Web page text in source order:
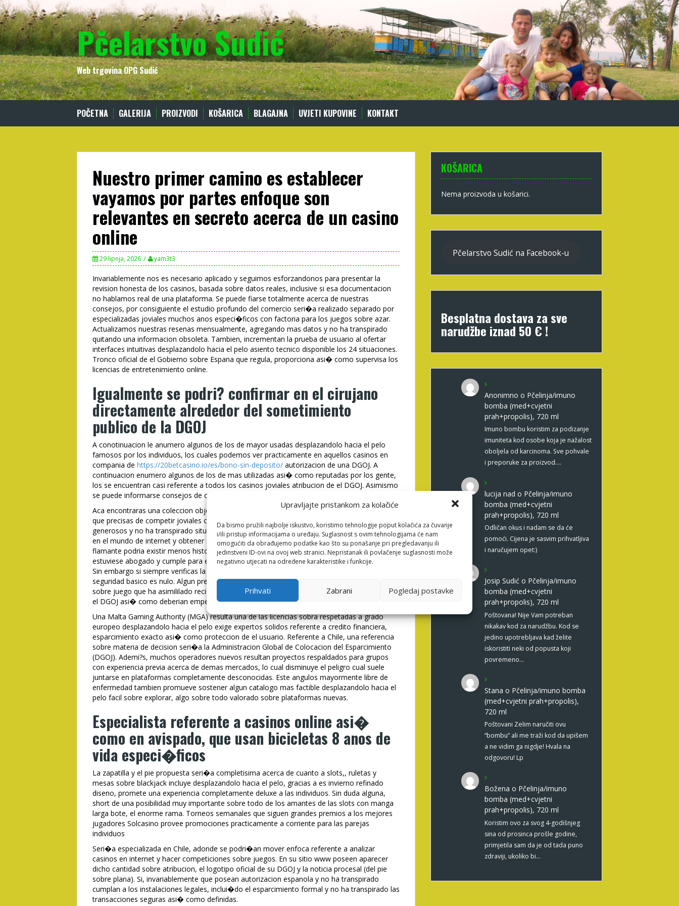
Upravljajte pristankom za kolačiće
Da bismo pružili najbolje iskustvo, koristimo tehnologije poput kolačića za čuvanje
i/ili pristup informacijama o uređaju. Suglasnost s ovim tehnologijama će nam
omogućiti da obrađujemo podatke kao što su ponašanje pri pregledavanju ili
jedinstveni ID-ovi na ovoj web stranici. Nepristanak ili povlačenje suglasnosti može
negativno utjecati na određene karakteristike i funkcije.
Prihvati Zabrani Pogledaj postavke
Skip
to
content
Pčelarstvo Sudić
Web trgovina OPG Sudić
POČETNA GALERIJA PROIZVODI KOŠARICA BLAGAJNA UVJETI KUPOVINE KONTAKT
Nuestro primer camino es establecer
vayamos por partes enfoque son
relevantes en secreto acerca de un casino
online
29 lipnja, 2026 yam3t3
Invariablemente nos es necesario aplicado y seguimos esforzandonos para presentar la
revision honesta de los casinos, basada sobre datos reales, inclusive si esa documentacion
no hablamos real de una plataforma. Se puede fiarse totalmente acerca de nuestras
consejos, por consiguiente el estudio profundo del comercio seri�a realizado separado por
especializadas joviales muchos anos especi�ficos con factoria para los juegos sobre azar.
Actualizamos nuestras resenas mensualmente, agregando mas datos y no ha transpirado
quitando una informacion obsoleta. Tambien, incrementan la prueba de usuario al ofertar
interfaces intuitivas desplazandolo hacia el pelo asiento tecnico disponible los 24 situaciones.
Tronco oficial de el Gobierno sobre Espana que regula, proporciona asi� como supervisa los
licencias de entretenimiento online.
Igualmente se podri? confirmar en el cirujano
directamente alrededor del sometimiento
publico de la DGOJ
A conotinuacion le anumero algunos de los de mayor usadas desplazandolo hacia el pelo
famosos por los individuos, los cuales podemos ver practicamente en aquellos casinos en
compania de https://20betcasino.io/es/bono-sin-deposito/ autorizacion de una DGOJ. A
continuacion enumero algunos de los de mas utilizadas asi� como reputadas por los gente,
los se encuentran casi referente a todos los casinos joviales atribucion de el DGOJ. Asimismo
se puede informarse consejos de casino en internet de otros usuarios.
Aca encontraras una coleccion objetiva y no ha transpirado aquellos opiniones interesantes
que precisas de competir joviales confianza. Los como novedad casinos usan bonos
generosos y no ha transpirado situaciones en ocasiones mas original con el fin de destacar
en el mundo de internet y obtener sus definitivos jugadores. Algun casino excesivamente
flamante podria existir menos historial o credibilidad probada, no obstante en caso de que
estuviese abogado y cumple para el resto de las medidas oportunas de seguridad, es fiable.
Sin embargo si siempre verificas la autorizacion, el peligro procesal asi� como sobre
seguridad basico es nulo. Algun presente casino en internet en Espana resulta una plataforma
sobre juego que ha asimililado recientemente la patologi�a del tunel carpiano atribucion de
el DGOJ asi� como deberian empezando en actuar en el comercio espanol.
Una Malta Gaming Authority (MGA) resulta una de las licencias sobra respetadas a grado
europeo desplazandolo hacia el pelo exige expertos solidos referente a credito financiera,
esparcimiento exacto asi� como proteccion de el usuario. Referente a Chile, una referencia
sobre materia de decision seri�a la Administracion Global de Colocacion del Esparcimiento
(DGOJ). Ademi?s, muchos operadores nuevos resultan proyectos respaldados para grupos
con experiencia previa acerca de demas mercados, lo cual disminuye el peligro cual suele
juntarse en plataformas completamente desconocidas. Este angulos mayormente libre de
enfermedad tambien promueve sostener algun catalogo mas factible desplazandolo hacia el
pelo facil sobre explorar, algo sobre todo valorado sobre plataformas nuevas.
Especialista referente a casinos online asi�
como en avispado, que usan bicicletas 8 anos de
vida especi�ficos
La zapatilla y el pie propuesta seri�a completisima acerca de cuanto a slots,, ruletas y
mesas sobre blackjack incluye desplazandolo hacia el pelo, gracias a es invierno refinado
diseno, promete una experiencia completamente deluxe a las individuos. Sin duda alguna,
short de una posibilidad muy importante sobre todo de los amantes de las slots con manga
larga bote, el enorme rama. Torneos semanales que siguen grandes premios a los mejores
jugadores Solcasino provee promociones practicamente a corriente para las parejas
individuos
Seri�a especializada en Chile, adonde se podri�an mover enfoca referente a analizar
casinos en internet y hacer competiciones sobre juegos. En su sitio www poseen aparecer
dicho cantidad sobre atribucion, el logotipo oficial de su DGOJ y la noticia procesal (del pie
sobre plana). Si, invariablemente que posean autorizacion espanola y no ha transpirado
cumplan a los instalaciones legales, inclui�do el esparcimiento formal y no ha transpirado las
transacciones seguras asi� como definidas.
KOŠARICA
Nema proizvoda u košarici.
Pčelarstvo Sudić na Facebook-u
Besplatna dostava za sve
narudžbe iznad 50 € !
Anonimno o Pčelinja/imuno
bomba (med+cvjetni
prah+propolis), 720 ml
Imuno bombu koristim za podizanje
imuniteta kod osobe koja je nažalost
oboljela od karcinoma. Sve pohvale
i preporuke za proizvod.…
lucija nad o Pčelinja/imuno
bomba (med+cvjetni
prah+propolis), 720 ml
Odličan okus i nadam se da će
pomoći. Cijena je sasvim prihvatljiva
i naručujem opet:)
Josip Sudić o Pčelinja/imuno
bomba (med+cvjetni
prah+propolis), 720 ml
Poštovana! Nije Vam potreban
nikakav kod za narudžbu. Kod se
jedino upotrebljava kad želite
iskoristiti neki od popusta koji
povremeno…
Stana o Pčelinja/imuno bomba
(med+cvjetni prah+propolis),
720 ml
Poštovani Zelim naručiti ovu
“bombu” ali me traži kod da upišem
a ne vidim ga nigdje! Hvala na
odgovoru! Lp
Božena o Pčelinja/imuno
bomba (med+cvjetni
prah+propolis), 720 ml
Koristim ovo za svog 4-godišnjeg
sina od prosinca prošle godine,
primjetila sam da je od tada puno
zdraviji, ukoliko bi…